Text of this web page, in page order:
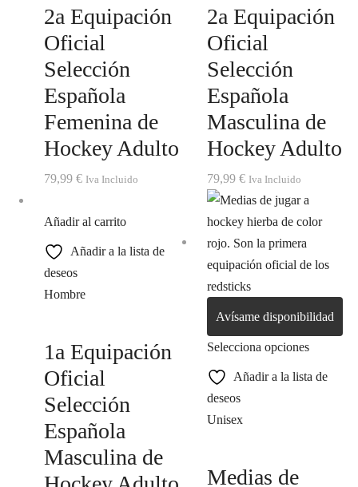
2a Equipación
Oficial
Selección
Española
Femenina de
Hockey Adulto
79,99 € Iva Incluido
2a Equipación
Oficial
Selección
Española
Masculina de
Hockey Adulto
79,99 € Iva Incluido
Añadir al carrito
Añadir a la lista de
deseos
Hombre
1a Equipación
Oficial
Selección
Española
Masculina de
Avísame disponibilidad
Selecciona opciones
Añadir a la lista de
deseos
Unisex
Medias de